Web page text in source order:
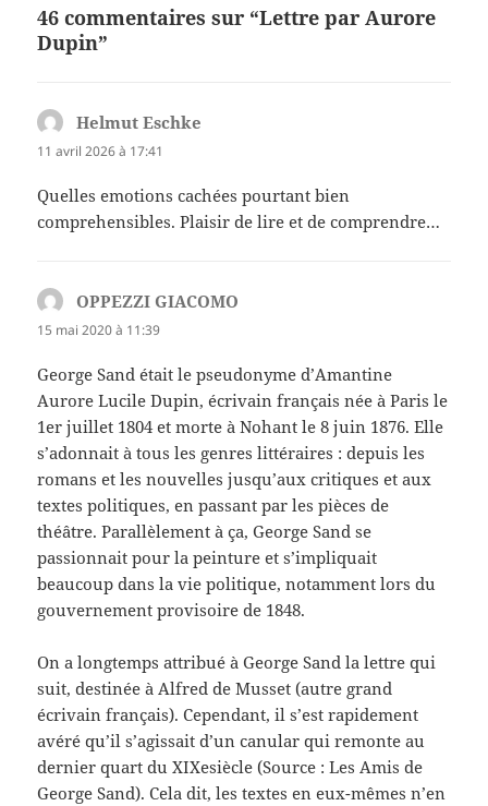
46 commentaires sur “Lettre par Aurore
Dupin”
Helmut Eschke
11 avril 2026 à 17:41
Quelles emotions cachées pourtant bien
comprehensibles. Plaisir de lire et de comprendre…
OPPEZZI GIACOMO
15 mai 2020 à 11:39
George Sand était le pseudonyme d’Amantine
Aurore Lucile Dupin, écrivain français née à Paris le
1er juillet 1804 et morte à Nohant le 8 juin 1876. Elle
s’adonnait à tous les genres littéraires : depuis les
romans et les nouvelles jusqu’aux critiques et aux
textes politiques, en passant par les pièces de
théâtre. Parallèlement à ça, George Sand se
passionnait pour la peinture et s’impliquait
beaucoup dans la vie politique, notamment lors du
gouvernement provisoire de 1848.
On a longtemps attribué à George Sand la lettre qui
suit, destinée à Alfred de Musset (autre grand
écrivain français). Cependant, il s’est rapidement
avéré qu’il s’agissait d’un canular qui remonte au
dernier quart du XIXesiècle (Source : Les Amis de
George Sand). Cela dit, les textes en eux-mêmes n’en